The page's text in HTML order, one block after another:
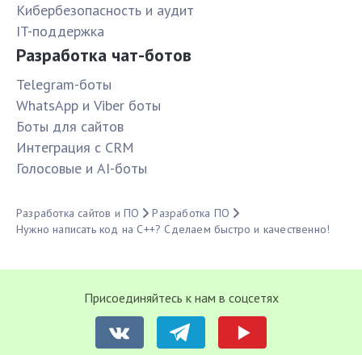
Кибербезопасность и аудит
IT-поддержка
Разработка чат-ботов
Telegram-боты
WhatsApp и Viber боты
Боты для сайтов
Интеграция с CRM
Голосовые и AI-боты
Разработка сайтов и ПО
Разработка ПО
Нужно написать код на C++? Сделаем быстро и качественно!
Присоединяйтесь к нам в соцсетях